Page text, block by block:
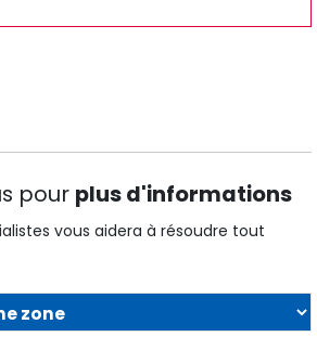
plus d'informations
vous aidera à résoudre tout